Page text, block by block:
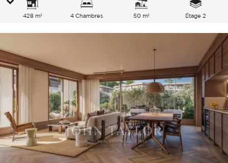
428 m² 4 Chambres 50 m² Étage 2